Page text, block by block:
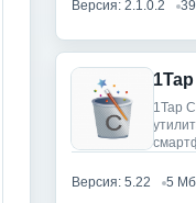
Версия: 2.1.0.2
1Tap
Версия: 5.22 5 Мб